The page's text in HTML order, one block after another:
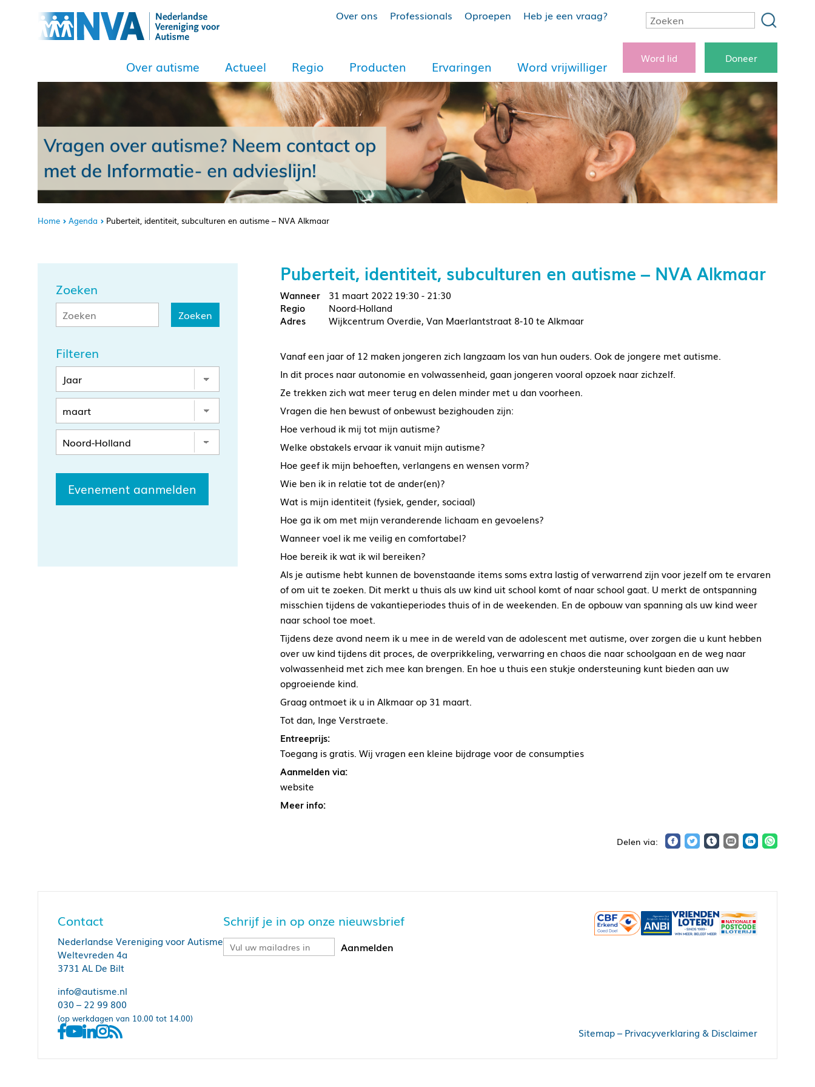
Over ons Professionals Oproepen Heb je een vraag?
Over autisme Actueel Regio Producten Ervaringen Word vrijwilliger
Word lid Doneer
Home Agenda Puberteit, identiteit, subculturen en autisme – NVA Alkmaar
Zoeken
Filteren
Evenement aanmelden
Puberteit, identiteit, subculturen en autisme – NVA Alkmaar
31 maart 2022 19:30 - 21:30
Noord-Holland
Wijkcentrum Overdie, Van Maerlantstraat 8-10 te Alkmaar
Vanaf een jaar of 12 maken jongeren zich langzaam los van hun ouders. Ook de jongere met autisme.
In dit proces naar autonomie en volwassenheid, gaan jongeren vooral opzoek naar zichzelf.
Ze trekken zich wat meer terug en delen minder met u dan voorheen.
Vragen die hen bewust of onbewust bezighouden zijn:
Hoe verhoud ik mij tot mijn autisme?
Welke obstakels ervaar ik vanuit mijn autisme?
Hoe geef ik mijn behoeften, verlangens en wensen vorm?
Wie ben ik in relatie tot de ander(en)?
Wat is mijn identiteit (fysiek, gender, sociaal)
Hoe ga ik om met mijn veranderende lichaam en gevoelens?
Wanneer voel ik me veilig en comfortabel?
Hoe bereik ik wat ik wil bereiken?
Als je autisme hebt kunnen de bovenstaande items soms extra lastig of verwarrend zijn voor jezelf om te ervaren
of om uit te zoeken. Dit merkt u thuis als uw kind uit school komt of naar school gaat. U merkt de ontspanning
misschien tijdens de vakantieperiodes thuis of in de weekenden. En de opbouw van spanning als uw kind weer
naar school toe moet.
Tijdens deze avond neem ik u mee in de wereld van de adolescent met autisme, over zorgen die u kunt hebben
over uw kind tijdens dit proces, de overprikkeling, verwarring en chaos die naar schoolgaan en de weg naar
volwassenheid met zich mee kan brengen. En hoe u thuis een stukje ondersteuning kunt bieden aan uw
opgroeiende kind.
Graag ontmoet ik u in Alkmaar op 31 maart.
Tot dan, Inge Verstraete.
Entreeprijs:
Toegang is gratis. Wij vragen een kleine bijdrage voor de consumpties
Aanmelden via:
website
Meer info:
Contact
Nederlandse Vereniging voor Autisme
Weltevreden 4a
3731 AL De Bilt
info@autisme.nl
030 – 22 99 800
(op werkdagen van 10.00 tot 14.00)
Schrijf je in op onze nieuwsbrief
Sitemap– Privacyverklaring & Disclaimer